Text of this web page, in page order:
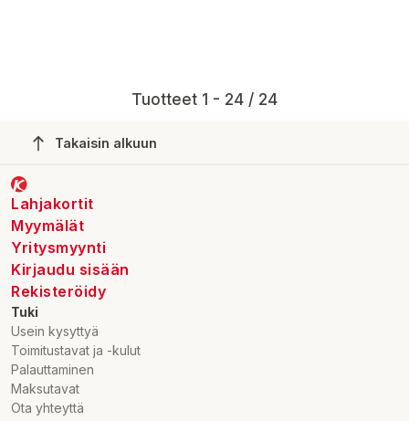
Tuotteet 1 - 24 / 24
Takaisin alkuun
Lahjakortit
Myymälät
Yritysmyynti
Kirjaudu sisään
Rekisteröidy
Tuki
Usein kysyttyä
Toimitustavat ja -kulut
Palauttaminen
Maksutavat
Ota yhteyttä